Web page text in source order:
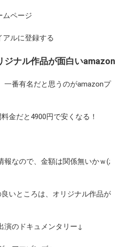
ムページ
アルに登録する
ジナル作品が面白いamazon
一番有名だと思うのがamazonプ
金だと4900円で安くなる！
報なので、金額は関係無いかｗ(;
いところは、オリジナル作品が
演のドキュメンタリー↓